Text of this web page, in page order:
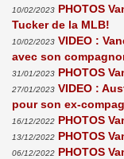
10/02/2023 PHOTOS
Tucker de la MLB!
10/02/2023 VIDEO :
avec son
31/01/2023 PHOTOS
27/01/2023 VIDEO :
pour son ex-
16/12/2022 PHOTOS
13/12/2022 PHOTOS
06/12/2022 PHOTOS